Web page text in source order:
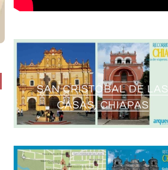
SAN CRISTÓBAL DE LAS
CASAS, CHIAPAS